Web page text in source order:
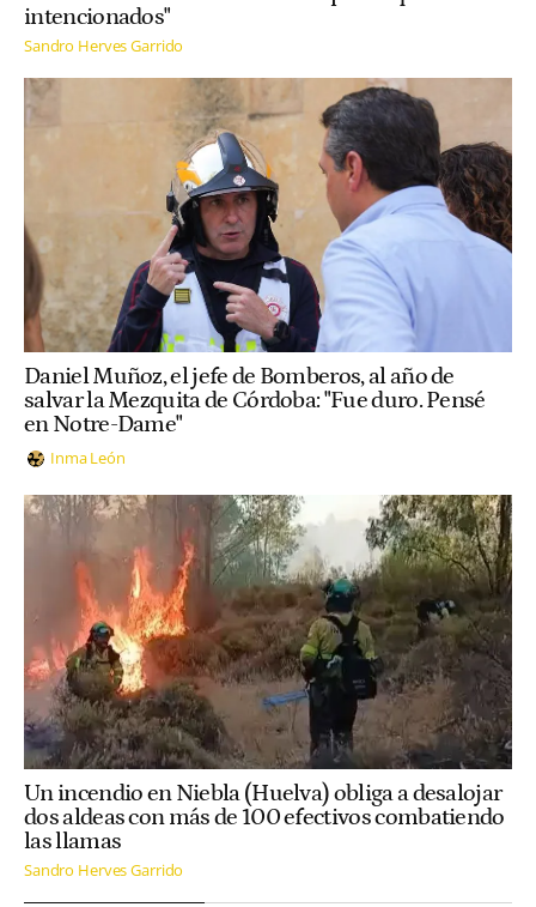
intencionados"
Sandro Herves Garrido
Daniel Muñoz, el jefe de Bomberos, al año de
salvar la Mezquita de Córdoba: "Fue duro. Pensé
en Notre-Dame"
Inma León
Un incendio en Niebla (Huelva) obliga a desalojar
dos aldeas con más de 100 efectivos combatiendo
las llamas
Sandro Herves Garrido